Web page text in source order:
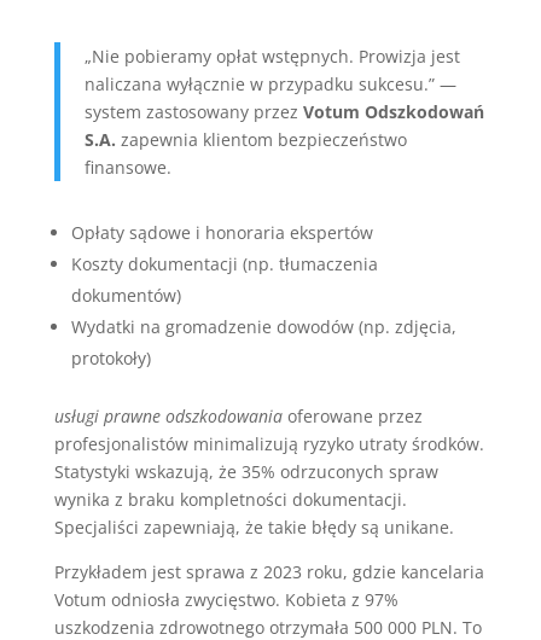
„Nie pobieramy opłat wstępnych. Prowizja jest
naliczana wyłącznie w przypadku sukcesu.” —
system zastosowany przez Votum Odszkodowań
S.A. zapewnia klientom bezpieczeństwo
finansowe.
Opłaty sądowe i honoraria ekspertów
Koszty dokumentacji (np. tłumaczenia
dokumentów)
Wydatki na gromadzenie dowodów (np. zdjęcia,
protokoły)
usługi prawne odszkodowaniaoferowane przez
profesjonalistów minimalizują ryzyko utraty środków.
Statystyki wskazują, że 35% odrzuconych spraw
wynika z braku kompletności dokumentacji.
Specjaliści zapewniają, że takie błędy są unikane.
Przykładem jest sprawa z 2023 roku, gdzie kancelaria
Votum odniosła zwycięstwo. Kobieta z 97%
uszkodzenia zdrowotnego otrzymała 500 000 PLN. To